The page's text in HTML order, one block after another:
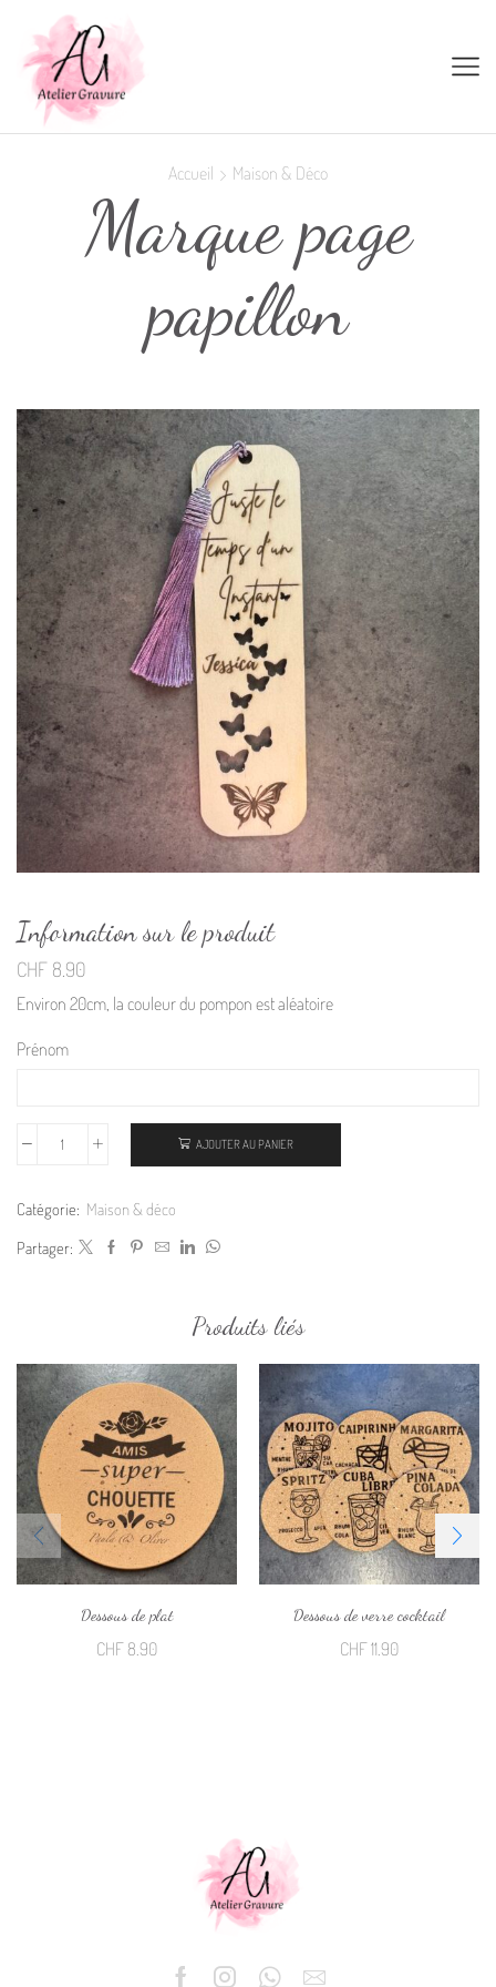
Accueil Maison & Déco
Marque page
papillon
Information sur le produit
CHF 8.90
Environ 20cm, la couleur du pompon est aléatoire
Prénom
AJOUTER AU PANIER
Catégorie: Maison & déco
Partager:
Produits liés
Dessous de plat
CHF 8.90
Dessous de verre cocktail
CHF11.90